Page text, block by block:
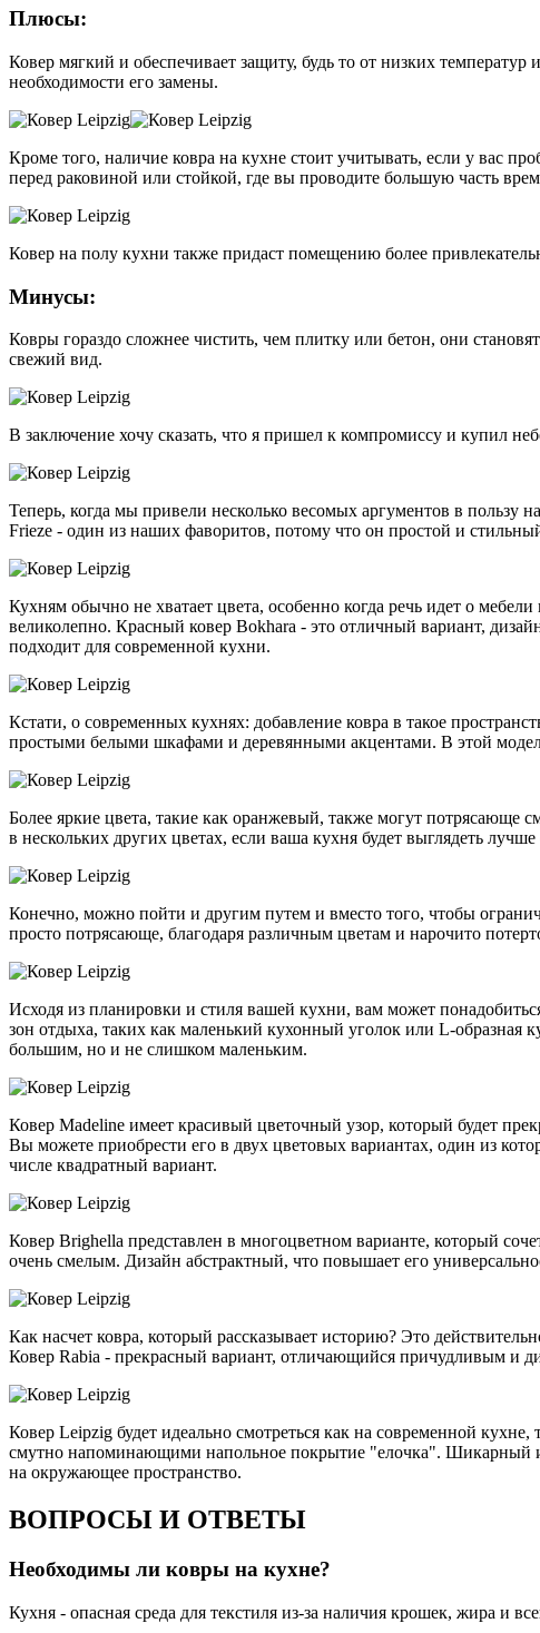
Плюсы:
Ковер мягкий и обеспечивает защиту, будь то от низких
необходимости его замены.
Кроме того, наличие ковра на кухне стоит учитывать, если у вас
перед раковиной или стойкой, где вы проводите большую часть
Ковер на полу кухни также придаст помещению более
Минусы:
Ковры гораздо сложнее чистить, чем плитку или бетон, они
свежий вид.
В заключение хочу сказать, что я пришел к компромиссу и купил
Теперь, когда мы привели несколько весомых аргументов в пользу
Frieze - один из наших фаворитов, потому что он простой и
Кухням обычно не хватает цвета, особенно когда речь идет о
великолепно. Красный ковер Bokhara - это отличный вариант,
подходит для современной кухни.
Кстати, о современных кухнях: добавление ковра в такое
простыми белыми шкафами и деревянными акцентами. В этой
Более яркие цвета, такие как оранжевый, также могут потрясающе
в нескольких других цветах, если ваша кухня будет выглядеть
Конечно, можно пойти и другим путем и вместо того, чтобы
просто потрясающе, благодаря различным цветам и нарочито
Исходя из планировки и стиля вашей кухни, вам может
зон отдыха, таких как маленький кухонный уголок или L-
большим, но и не слишком маленьким.
Ковер Madeline имеет красивый цветочный узор, который будет
Вы можете приобрести его в двух цветовых вариантах, один из
числе квадратный вариант.
Ковер Brighella представлен в многоцветном варианте, который
очень смелым. Дизайн абстрактный, что повышает его
Как насчет ковра, который рассказывает историю? Это
Ковер Rabia - прекрасный вариант, отличающийся причудливым и
Ковер Leipzig будет идеально смотреться как на современной
смутно напоминающими напольное покрытие "елочка". Шикарный
на окружающее пространство.
ВОПРОСЫ И ОТВЕТЫ
Необходимы ли ковры на кухне?
Кухня - опасная среда для текстиля из-за наличия крошек, жира и